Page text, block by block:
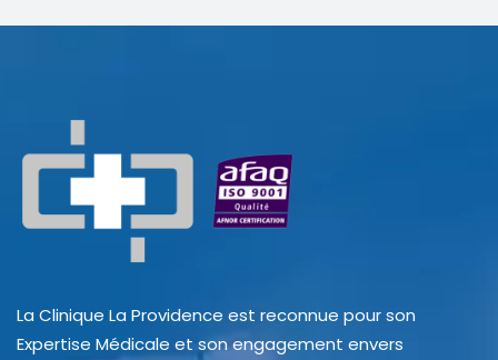
La Clinique La Providence est reconnue pour son
Expertise Médicale et son engagement envers